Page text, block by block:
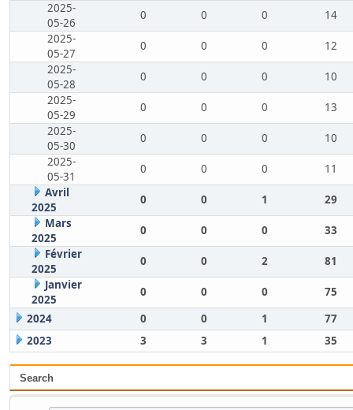
Search
2025-
05-26
0 0 0
14
2025-
05-27
0 0 0
12
2025-
05-28
0 0 0
10
2025-
05-29
0 0 0
13
2025-
05-30
0 0 0
10
2025-
05-31
0 0 0
11
Avril
2025
0 0 1
29
Mars
2025
0 0 0
33
Février
2025
0 0 2
81
Janvier
2025
0 0 0
75
2024
0 0 1
77
2023
3 3 1 35